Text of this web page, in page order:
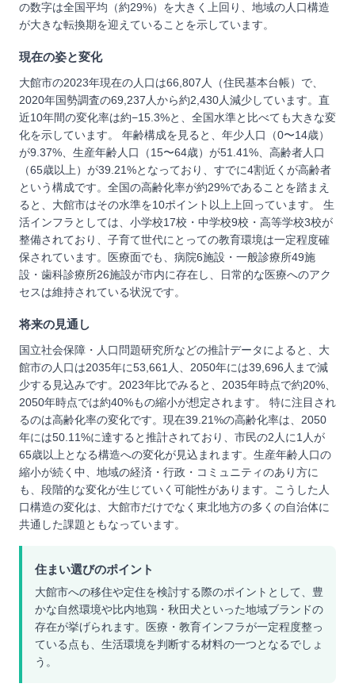
の数字は全国平均（約29%）を大きく上回り、地域の人口構造
が大きな転換期を迎えていることを示しています。
現在の姿と変化
大館市の2023年現在の人口は66,807人（住民基本台帳）で、
2020年国勢調査の69,237人から約2,430人減少しています。直
近10年間の変化率は約−15.3%と、全国水準と比べても大きな変
化を示しています。 年齢構成を見ると、年少人口（0〜14歳）
が9.37%、生産年齢人口（15〜64歳）が51.41%、高齢者人口
（65歳以上）が39.21%となっており、すでに4割近くが高齢者
という構成です。全国の高齢化率が約29%であることを踏まえ
ると、大館市はその水準を10ポイント以上上回っています。 生
活インフラとしては、小学校17校・中学校9校・高等学校3校が
整備されており、子育て世代にとっての教育環境は一定程度確
保されています。医療面でも、病院6施設・一般診療所49施
設・歯科診療所26施設が市内に存在し、日常的な医療へのアク
セスは維持されている状況です。
将来の見通し
国立社会保障・人口問題研究所などの推計データによると、大
館市の人口は2035年に53,661人、2050年には39,696人まで減
少する見込みです。2023年比でみると、2035年時点で約20%、
2050年時点では約40%もの縮小が想定されます。 特に注目され
るのは高齢化率の変化です。現在39.21%の高齢化率は、2050
年には50.11%に達すると推計されており、市民の2人に1人が
65歳以上となる構造への変化が見込まれます。生産年齢人口の
縮小が続く中、地域の経済・行政・コミュニティのあり方に
も、段階的な変化が生じていく可能性があります。こうした人
口構造の変化は、大館市だけでなく東北地方の多くの自治体に
共通した課題ともなっています。
住まい選びのポイント
大館市への移住や定住を検討する際のポイントとして、豊
かな自然環境や比内地鶏・秋田犬といった地域ブランドの
存在が挙げられます。医療・教育インフラが一定程度整っ
ている点も、生活環境を判断する材料の一つとなるでしょ
う。